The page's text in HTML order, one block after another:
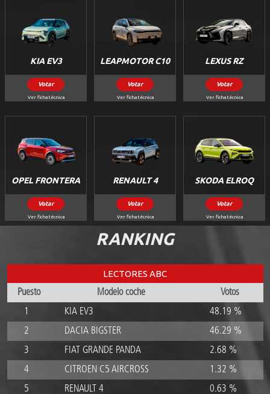
KIA EV3
Ver ficha técnica
Votar
LEAPMOTOR C10
Ver ficha técnica
Votar
LEXUS RZ
Ver ficha técnica
Votar
OPEL FRONTERA
Ver ficha técnica
Votar
RENAULT 4
Ver ficha técnica
Votar
SKODA ELROQ
Ver ficha técnica
Votar
RANKING
LECTORES ABC
Puesto Modelo coche Votos
1 KIA EV3 48.19 %
2 DACIA BIGSTER 46.29 %
3 FIAT GRANDE PANDA 2.68 %
4 CITROEN C5 AIRCROSS 1.32 %
5 RENAULT 4 0.63 %